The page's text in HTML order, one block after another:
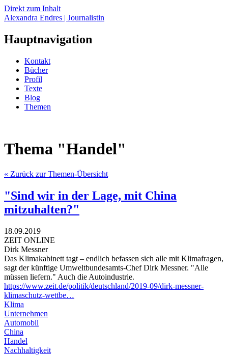
Direkt zum Inhalt
Alexandra Endres | Journalistin
Hauptnavigation
Kontakt
Bücher
Profil
Texte
Blog
Themen
Thema "Handel"
« Zurück zur Themen-Übersicht
"Sind wir in der Lage, mit China
mitzuhalten?"
18.09.2019
ZEIT ONLINE
Dirk Messner
Das Klimakabinett tagt – endlich befassen sich alle mit Klimafragen,
sagt der künftige Umweltbundesamts-Chef Dirk Messner. "Alle
müssen liefern." Auch die Autoindustrie.
https://www.zeit.de/politik/deutschland/2019-09/dirk-messner-
klimaschutz-wettbe…
Klima
Unternehmen
Automobil
China
Handel
Nachhaltigkeit